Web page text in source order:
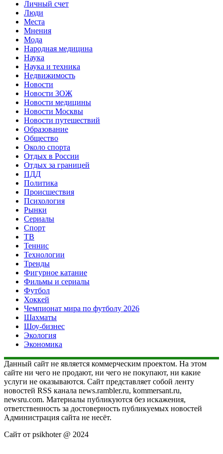
Личный счет
Люди
Места
Мнения
Мода
Народная медицина
Наука
Наука и техника
Недвижимость
Новости
Новости ЗОЖ
Новости медицины
Новости Москвы
Новости путешествий
Образование
Общество
Около спорта
Отдых в России
Отдых за границей
ПДД
Политика
Происшествия
Психология
Рынки
Сериалы
Спорт
ТВ
Теннис
Технологии
Тренды
Фигурное катание
Фильмы и сериалы
Футбол
Хоккей
Чемпионат мира по футболу 2026
Шахматы
Шоу-бизнес
Экология
Экономика
Данный сайт не является коммерческим проектом. На этом
сайте ни чего не продают, ни чего не покупают, ни какие
услуги не оказываются. Сайт представляет собой ленту
новостей RSS канала news.rambler.ru, kommersant.ru,
newsru.com. Материалы публикуются без искажения,
ответственность за достоверность публикуемых новостей
Администрация сайта не несёт.
Сайт от psikhoter @ 2024